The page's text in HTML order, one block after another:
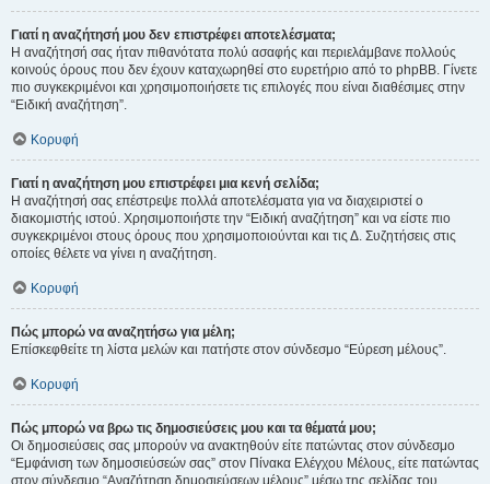
Γιατί η αναζήτησή μου δεν επιστρέφει αποτελέσματα;
Η αναζήτησή σας ήταν πιθανότατα πολύ ασαφής και περιελάμβανε πολλούς
κοινούς όρους που δεν έχουν καταχωρηθεί στο ευρετήριο από το phpBB. Γίνετε
πιο συγκεκριμένοι και χρησιμοποιήσετε τις επιλογές που είναι διαθέσιμες στην
“Ειδική αναζήτηση”.
Κορυφή
Γιατί η αναζήτηση μου επιστρέφει μια κενή σελίδα;
Η αναζήτησή σας επέστρεψε πολλά αποτελέσματα για να διαχειριστεί ο
διακομιστής ιστού. Χρησιμοποιήστε την “Ειδική αναζήτηση” και να είστε πιο
συγκεκριμένοι στους όρους που χρησιμοποιούνται και τις Δ. Συζητήσεις στις
οποίες θέλετε να γίνει η αναζήτηση.
Κορυφή
Πώς μπορώ να αναζητήσω για μέλη;
Επίσκεφθείτε τη λίστα μελών και πατήστε στον σύνδεσμο “Εύρεση μέλους”.
Κορυφή
Πώς μπορώ να βρω τις δημοσιεύσεις μου και τα θέματά μου;
Οι δημοσιεύσεις σας μπορούν να ανακτηθούν είτε πατώντας στον σύνδεσμο
“Εμφάνιση των δημοσιεύσεών σας” στον Πίνακα Ελέγχου Μέλους, είτε πατώντας
στον σύνδεσμο “Αναζήτηση δημοσιεύσεων μέλους” μέσω της σελίδας του